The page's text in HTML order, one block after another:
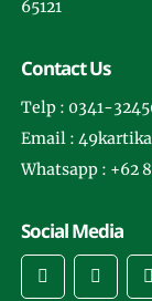
65121
Contact Us
Telp : 0341-
Email :
Whatsapp : +62
Social Media